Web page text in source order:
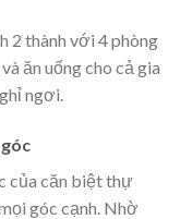
2 thành với 4 phòng
ăn uống cho cả gia
ngơi.
của căn biệt thự
góc cạnh. Nhờ